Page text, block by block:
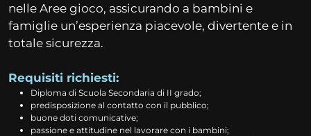
nelle Aree gioco, assicurando a bambini e
famiglie un’esperienza piacevole, divertente e in
totale sicurezza.
Requisiti richiesti:
Diploma di Scuola Secondaria di II grado;
predisposizione al contatto con il pubblico;
buone doti comunicative;
passione e attitudine nel lavorare con i bambini;